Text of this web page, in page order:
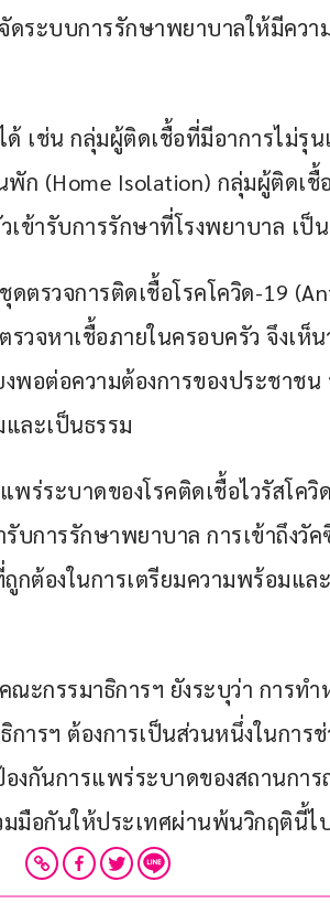
ดระบบการรักษาพยาบาลให้มีควา
เช่น กลุ่มผู้ติดเชื้อที่มีอาการไม่รุน
ก (Home Isolation) กลุ่มผู้ติดเชื้
เข้ารับการรักษาที่โรงพยาบาล เป็
ตรวจการติดเชื้อโรคโควิด-19
วจหาเชื้อภายในครอบครัว จึงเห็
อต่อความต้องการของประชาชน
และเป็นธรรม
พร่ระบาดของโรคติดเชื้อไวรัสโค
รับการรักษาพยาบาล การเข้าถึงวั
กต้องในการเตรียมความพร้อมแล
ะกรรมาธิการฯ ยังระบุว่า การท
ารฯ ต้องการเป็นส่วนหนึ่งในการ
กันการแพร่ระบาดของสถานการ
มือกันให้ประเทศผ่านพ้นวิกฤตินี้ไ